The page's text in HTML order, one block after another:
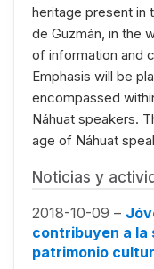
heritage present in
de Guzmán, in the
of information and
Emphasis will be
encompassed
Náhuat speakers.
age of Náhuat
Noticias y
2018-10-09 –
contribuyen a la
patrimonio